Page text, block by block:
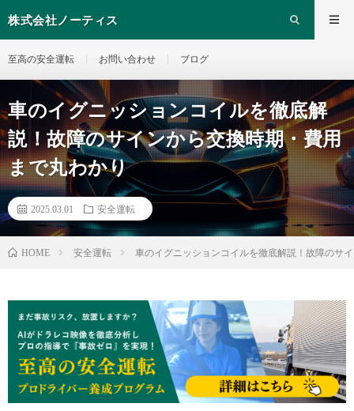
株式会社ノーティス
至高の安全運転 お問い合わせ ブログ
車のイグニッションコイルを徹底解
説！故障のサインから交換時期・費用
まで丸わかり
2025.03.01 安全運転
HOME 安全運転 車のイグニッションコイルを徹底解説！故障のサ